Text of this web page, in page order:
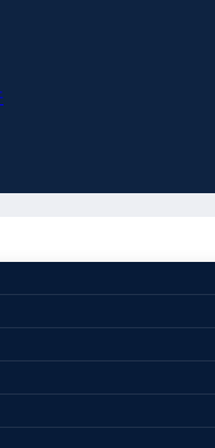
，事关经济社会秩
与刑事司法衔接工
违法犯罪活动。但
。